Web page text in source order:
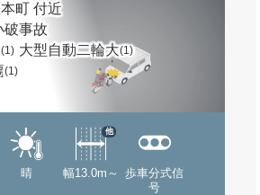
町 付近
破事故
(1) 大型自動二輪大(1)
(1)
晴 幅13.0m～
他
歩車分式信
号